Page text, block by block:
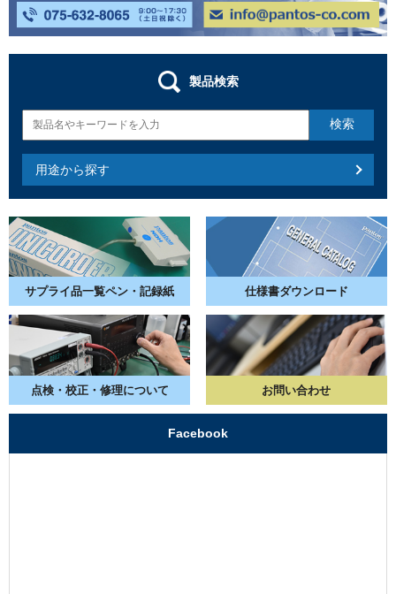
製品検索
用途から探す
サプライ品一覧ペン・記録紙 仕様書ダウンロード
点検・校正・ 修理について お問い合わせ
Facebook